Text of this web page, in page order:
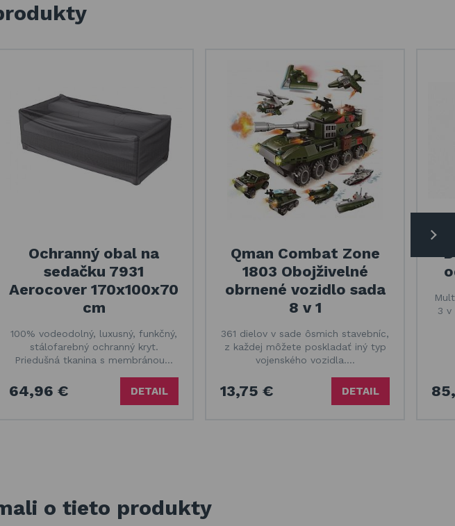
Ochranný obal na
sedačku 7931
Aerocover 170x100x70
cm
100% vodeodolný, luxusný, funkčný,
stálofarebný ochranný kryt.
Priedušná tkanina s membránou…
64,96 € DETAIL
Qman Combat Zone
1803 Obojživelné
obrnené vozidlo sada
8 v 1
361 dielov v sade ôsmich stavebníc,
z každej môžete poskladať iný typ
vojenského vozidla.…
13,75 € DETAIL
3 v
o tieto produkty